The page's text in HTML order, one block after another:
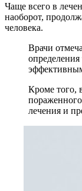
Чаще всего в
наоборот,
человека.
Врачи
Кроме того,
лечения и